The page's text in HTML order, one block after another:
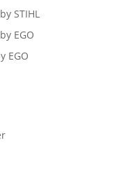
STIHL
EGO
EGO